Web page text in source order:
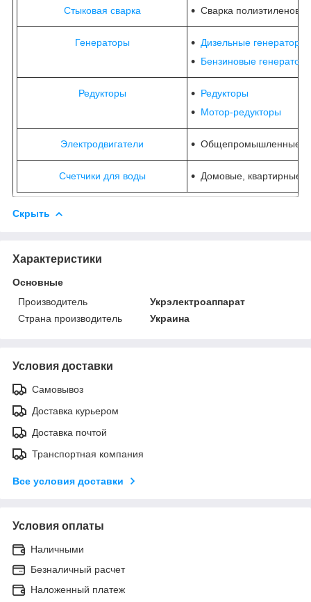
Стыковая сварка Сварка
Генераторы
Дизельные генераторы
Бензиновые
Редукторы
Редукторы
Мотор-редукторы
Электродвигатели Общепромышленные
Счетчики для воды Домовые, квартирные,
Скрыть
Характеристики
Основные
Производитель
Укрэлектроаппарат
Страна производитель
Украина
Условия доставки
Самовывоз
Доставка курьером
Доставка почтой
Транспортная компания
Все условия доставки
Условия оплаты
Наличными
Безналичный расчет
Наложенный платеж